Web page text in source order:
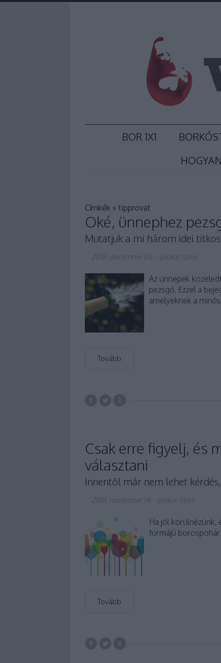
BOR 1X1
Címkék » tipprovat
Oké, ünnephez
Mutatjuk a mi három idei
2019. december 05. piskor.fanni
Az ünnepek
pezsgő. Ezzel a
amelyeknek a
Tovább
Csak erre figyelj, és
választani
Innentől már nem lehet
2019. november 14. piskor.fanni
Ha jól körülnézünk,
formájú
Tovább